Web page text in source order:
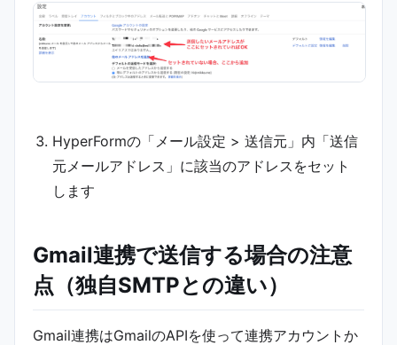
HyperFormの「メール設定 > 送信元」内「送信
元メールアドレス」に該当のアドレスをセット
します
Gmail連携で送信する場合の注意
点（独自SMTPとの違い）
Gmail連携はGmailのAPIを使って連携アカウントか